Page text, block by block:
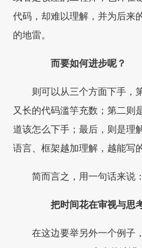
代码，却难以理解，并为后来
的地雷。
而要如何进步呢？
则可以从三个方面下手，
又长的代码滥竽充数；第二则
道该怎么下手；最后，则是理
语言、框架越加理解，越能写
简而言之，用一句话来说
把时间花在审视与思
在这边要举另外一个例子